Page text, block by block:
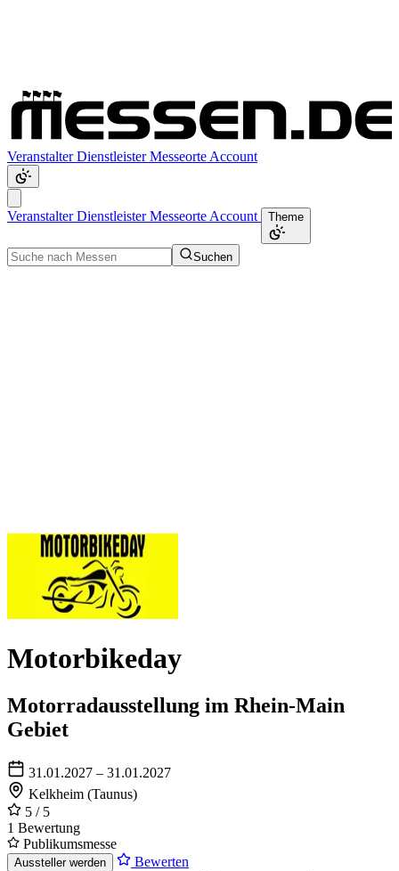
VeranstalterDienstleisterMesseorte Account
VeranstalterDienstleisterMesseorte Account Theme
Suchen
Motorbikeday
Motorradausstellung im Rhein-Main
Gebiet
31.01.2027 – 31.01.2027
Kelkheim (Taunus)
5 / 5
1 Bewertung
Publikumsmesse
Aussteller werden Bewerten